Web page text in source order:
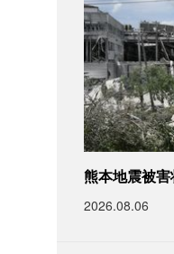
熊本地震被
2026.08.06